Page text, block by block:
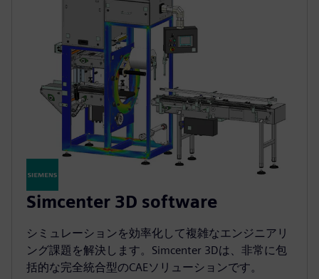
Simcenter 3D software
シミュレーションを効率化して複雑なエンジニアリ
ング課題を解決します。Simcenter 3Dは、非常に包
括的な完全統合型のCAEソリューションです。